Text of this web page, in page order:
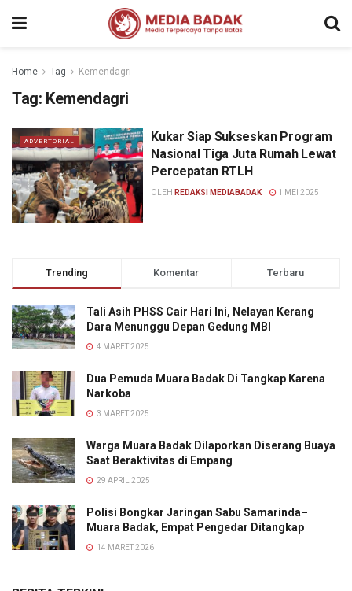
Home Tag Kemendagri
Tag: Kemendagri
ADVERTORIAL
Kukar Siap Sukseskan Program
Nasional Tiga Juta Rumah Lewat
Percepatan RTLH
OLEH REDAKSI MEDIABADAK 1 MEI 2025
Trending Komentar Terbaru
Tali Asih PHSS Cair Hari Ini, Nelayan Kerang
Dara Menunggu Depan Gedung MBI
4 MARET 2025
Dua Pemuda Muara Badak Di Tangkap Karena
Narkoba
3 MARET 2025
Warga Muara Badak Dilaporkan Diserang Buaya
Saat Beraktivitas di Empang
29 APRIL 2025
Polisi Bongkar Jaringan Sabu Samarinda–
Muara Badak, Empat Pengedar Ditangkap
14 MARET 2026